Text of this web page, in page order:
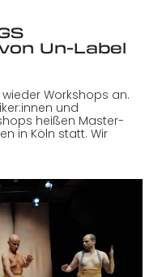
Un-Label
Workshops an.
und
heißen Master-
in Köln statt. Wir